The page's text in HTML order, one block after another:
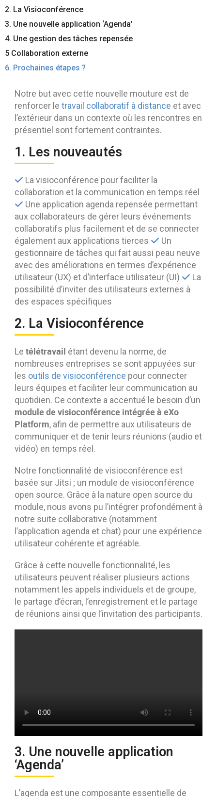
2. La Visioconférence
3. Une nouvelle application ‘Agenda’
4. Une gestion des tâches repensée
5 Collaboration externe
6. Prochaines étapes ?
Notre but avec cette nouvelle mouture est de
renforcer le travail collaboratif à distance et avec
l’extérieur dans un contexte où les rencontres en
présentiel sont fortement contraintes.
1. Les nouveautés
La visioconférence pour faciliter la
collaboration et la communication en temps réel
Une application agenda repensée permettant
aux collaborateurs de gérer leurs événements
collaboratifs plus facilement et de se connecter
également aux applications tierces
Un
gestionnaire de tâches qui fait aussi peau neuve
avec des améliorations en termes d’expérience
utilisateur (UX) et d’interface utilisateur (UI)
La
possibilité d’inviter des utilisateurs externes à
des espaces spécifiques
2. La Visioconférence
Le télétravail étant devenu la norme, de
nombreuses entreprises se sont appuyées sur
les outils de visioconférence pour connecter
leurs équipes et faciliter leur communication au
quotidien. Ce contexte a accentué le besoin d’un
module de visioconférence intégrée à eXo
Platform, afin de permettre aux utilisateurs de
communiquer et de tenir leurs réunions (audio et
vidéo) en temps réel.
Notre fonctionnalité de visioconférence est
basée sur Jitsi ; un module de visioconférence
open source. Grâce à la nature open source du
module, nous avons pu l’intégrer profondément à
notre suite collaborative (notamment
l’application agenda et chat) pour une expérience
utilisateur cohérente et agréable.
Grâce à cette nouvelle fonctionnalité, les
utilisateurs peuvent réaliser plusieurs actions
notamment les appels individuels et de groupe,
le partage d’écran, l’enregistrement et le partage
de réunions ainsi que l’invitation des participants.
3. Une nouvelle application
‘Agenda’
L’agenda est une composante essentielle de